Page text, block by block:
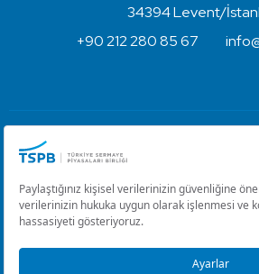
34394 Levent/
+90 212 280 85 67
Kullanım Koşulları ve
Çerez Ayarlarını